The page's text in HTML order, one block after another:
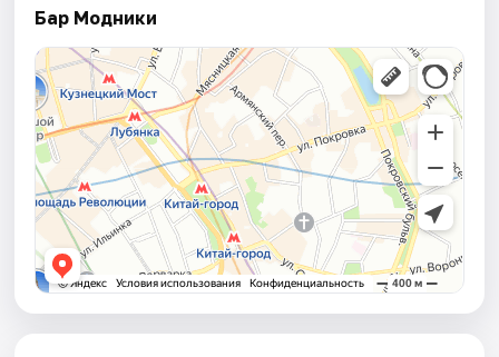
Бар Модники